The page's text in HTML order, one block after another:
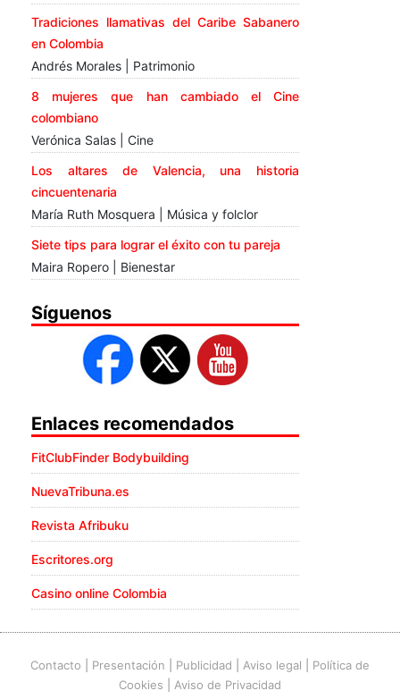
Tradiciones llamativas del Caribe Sabanero
en Colombia
Andrés Morales | Patrimonio
8 mujeres que han cambiado el Cine
colombiano
Verónica Salas | Cine
Los altares de Valencia, una historia
cincuentenaria
María Ruth Mosquera | Música y folclor
Siete tips para lograr el éxito con tu pareja
Maira Ropero | Bienestar
Síguenos
Enlaces recomendados
FitClubFinder Bodybuilding
NuevaTribuna.es
Revista Afribuku
Escritores.org
Casino online Colombia
Contacto Presentación Publicidad Aviso legal
Política de
Cookies
Aviso de Privacidad